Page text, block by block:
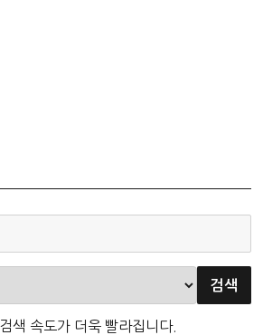
색 속도가 더욱 빨라집니다.